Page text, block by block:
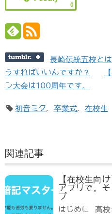
0
長崎伝統五校とは
うすればいいんですか？
ン大会は100周年です。
初音ミク, 卒業式, 在校生
関連記事
【在校生向
アプリで。
プ
はじめに 高校